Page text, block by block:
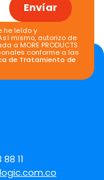
Envíar
he leído y
mismo, autorizo de
a MORE PRODUCTS
conforme a las
de Tratamiento de
11